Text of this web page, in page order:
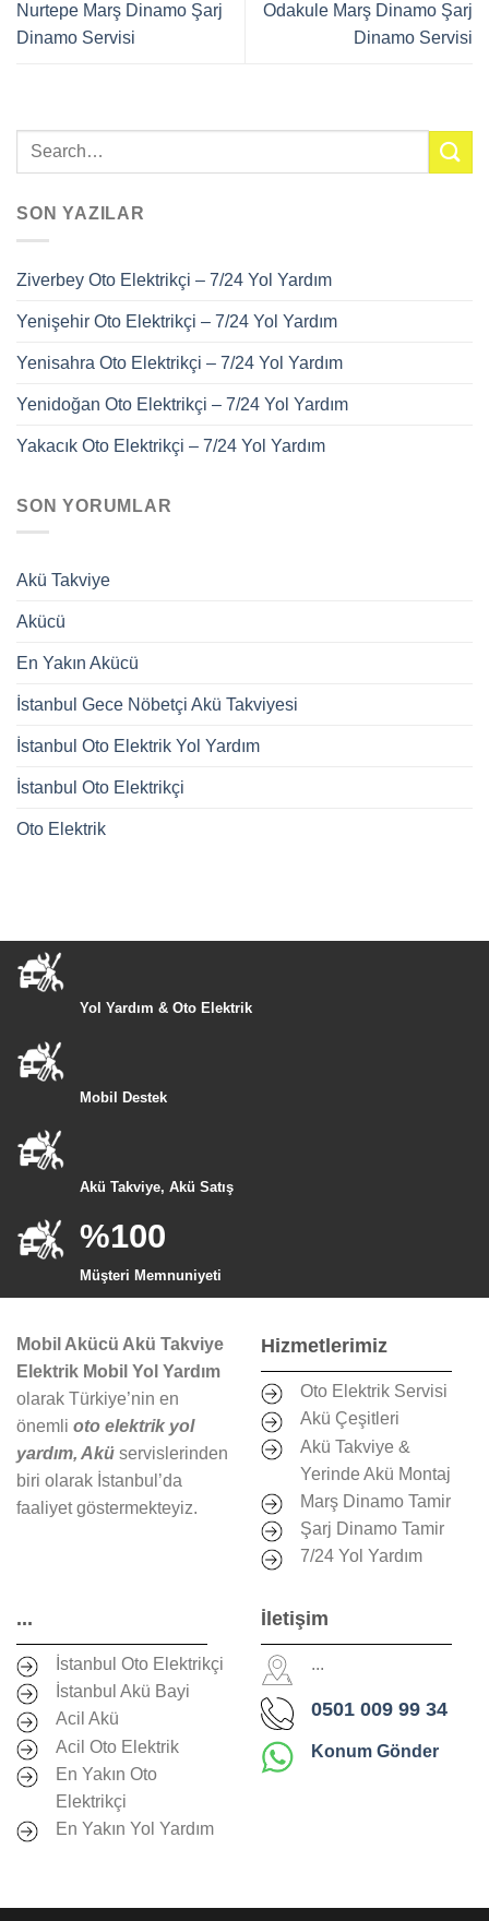
Nurtepe Marş Dinamo Şarj
Dinamo Servisi
Odakule Marş Dinamo Şarj
Dinamo Servisi
SON YAZILAR
Ziverbey Oto Elektrikçi – 7/24 Yol Yardım
Yenişehir Oto Elektrikçi – 7/24 Yol Yardım
Yenisahra Oto Elektrikçi – 7/24 Yol Yardım
Yenidoğan Oto Elektrikçi – 7/24 Yol Yardım
Yakacık Oto Elektrikçi – 7/24 Yol Yardım
SON YORUMLAR
Akü Takviye
Akücü
En Yakın Akücü
İstanbul Gece Nöbetçi Akü Takviyesi
İstanbul Oto Elektrik Yol Yardım
İstanbul Oto Elektrikçi
Oto Elektrik
Yol Yardım & Oto Elektrik
Mobil Destek
Akü Takviye, Akü Satış
%100
Müşteri Memnuniyeti
Mobil Akücü Akü Takviye
Elektrik Mobil Yol Yardım
olarak Türkiye’nin en
önemli oto elektrik yol
yardım, Akü servislerinden
biri olarak İstanbul’da
faaliyet göstermekteyiz.
Hizmetlerimiz
Oto Elektrik Servisi
Akü Çeşitleri
Akü Takviye &
Yerinde Akü Montaj
Marş Dinamo Tamir
Şarj Dinamo Tamir
7/24 Yol Yardım
...
İstanbul Oto Elektrikçi
İstanbul Akü Bayi
Acil Akü
Acil Oto Elektrik
En Yakın Oto
Elektrikçi
En Yakın Yol Yardım
İletişim
...
0501 009 99 34
Konum Gönder